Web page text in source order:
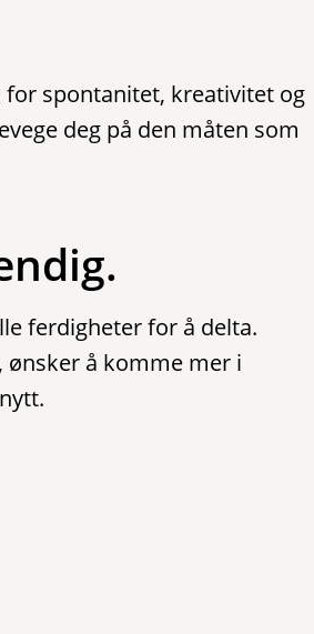
spontanitet, kreativitet og
deg på den måten som
ferdigheter for å delta.
ønsker å komme mer i